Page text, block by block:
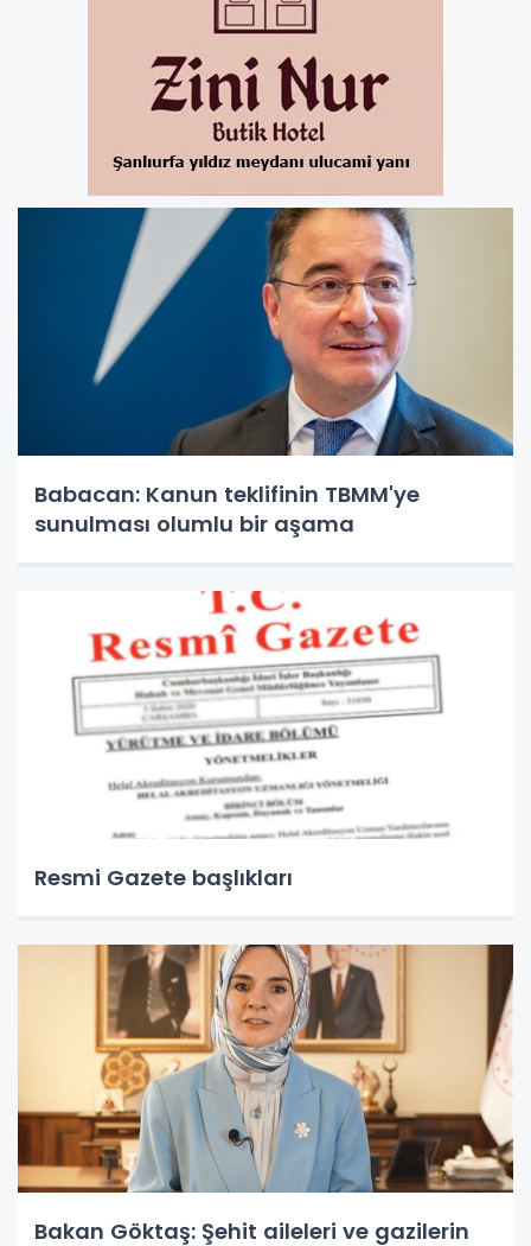
Babacan: Kanun teklifinin TBMM'ye
sunulması olumlu bir aşama
Resmi Gazete başlıkları
Bakan Göktaş: Şehit aileleri ve gazilerin